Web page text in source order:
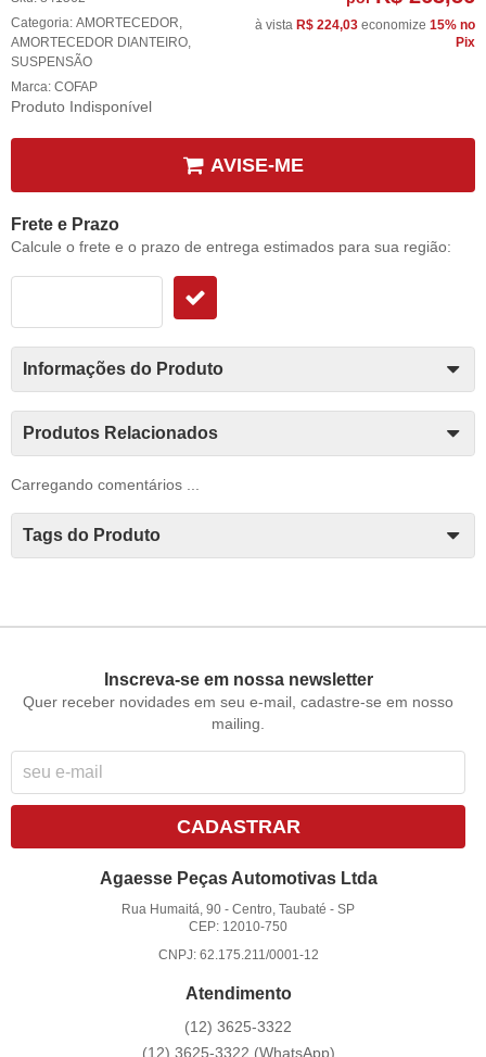
Categoria: AMORTECEDOR,
AMORTECEDOR DIANTEIRO,
SUSPENSÃO
Marca: COFAP
Produto Indisponível
à vista R$ 224,03 economize 15% no
Pix
AVISE-ME
Frete e Prazo
Calcule o frete e o prazo de entrega estimados para sua região:
Informações do Produto
Produtos Relacionados
Carregando comentários ...
Tags do Produto
Inscreva-se em nossa newsletter
Quer receber novidades em seu e-mail, cadastre-se em nosso
mailing.
CADASTRAR
Agaesse Peças Automotivas Ltda
Rua Humaitá, 90 -Centro, Taubaté -SP
CEP: 12010-750
CNPJ: 62.175.211/0001-12
Atendimento
(12) 3625-3322
(12) 3625-3322 (WhatsApp)